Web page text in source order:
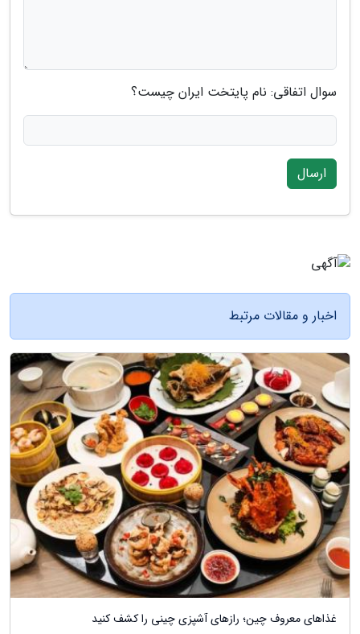
سوال اتفاقی: نام پایتخت ایران چیست؟
ارسال
اخبار و مقالات مرتبط
غذاهای معروف چین؛ رازهای آشپزی چینی را کشف کنید